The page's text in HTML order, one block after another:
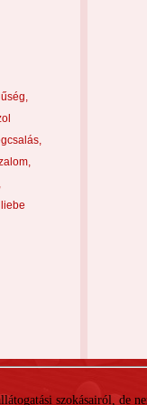
liebe
szokásairól, de